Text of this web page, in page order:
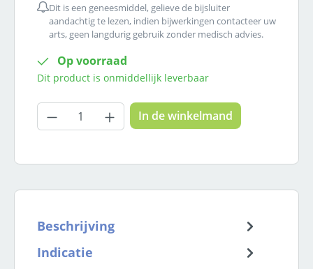
Dit is een geneesmiddel, gelieve de bijsluiter
aandachtig te lezen, indien bijwerkingen contacteer uw
arts, geen langdurig gebruik zonder medisch advies.
Op voorraad
Dit product is onmiddellijk leverbaar
Producthoeveelheid: Voer de
In de winkelmand
Beschrijving
Indicatie